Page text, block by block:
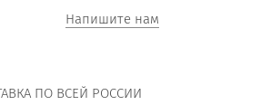
Напишите нам
ПО ВСЕЙ РОССИИ